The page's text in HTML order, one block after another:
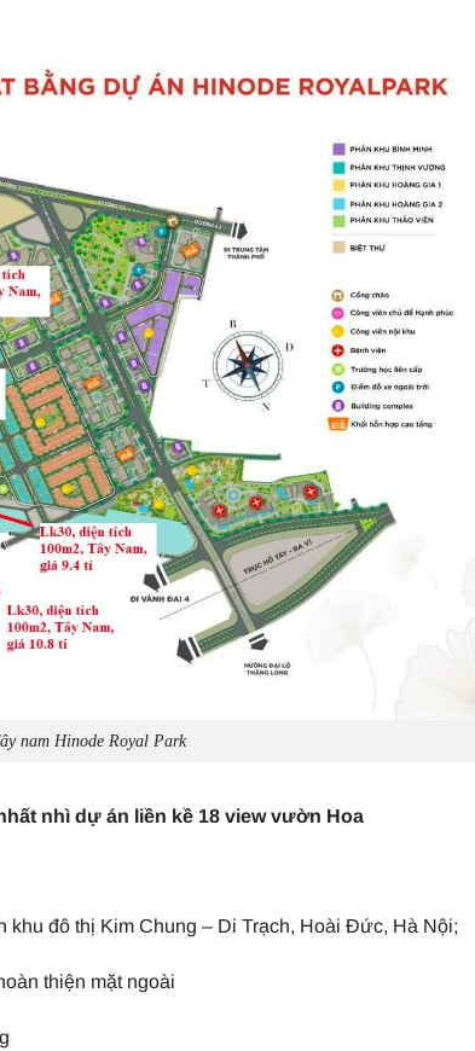
nam Hinode Royal Park
nhì dự án liền kề 18 view vườn Hoa
đô thị Kim Chung – Di Trạch, Hoài Đức, Hà Nội;
thiện mặt ngoài